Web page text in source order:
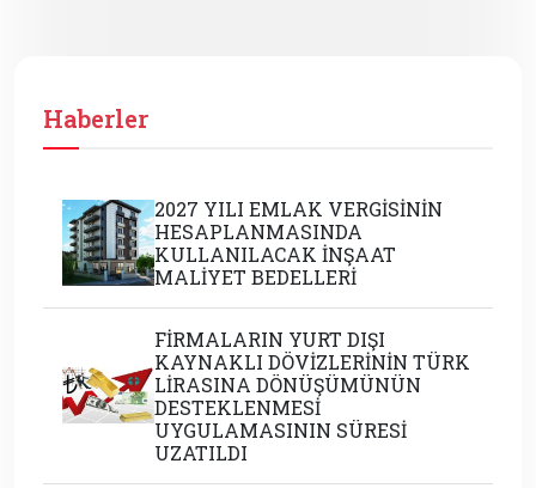
Haberler
2027 YILI EMLAK VERGİSİNİN
HESAPLANMASINDA
KULLANILACAK İNŞAAT
MALİYET BEDELLERİ
FİRMALARIN YURT DIŞI
KAYNAKLI DÖVİZLERİNİN TÜRK
LİRASINA DÖNÜŞÜMÜNÜN
DESTEKLENMESİ
UYGULAMASININ SÜRESİ
UZATILDI